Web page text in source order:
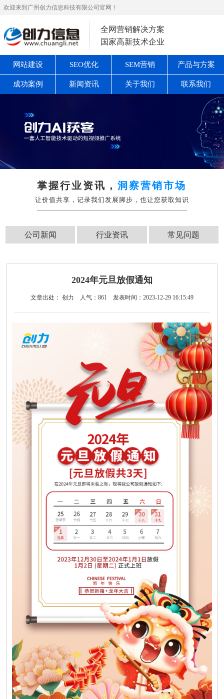
欢迎来到广州创力信息科技有限公司官网！
全网营销解决方案
国家高新技术企业
网站建设 SEO优化 SEM营销 产品与方案
成功案例 新闻资讯 关于我们 联系我们
掌握行业资讯，洞察营销市场
让价值共享，记录我们发展脚步，也让您获取知识
公司新闻 行业资讯 常见问题
2024年元旦放假通知
文章出处： 创力 人气： 861 发表时间：2023-12-29 16:15:49